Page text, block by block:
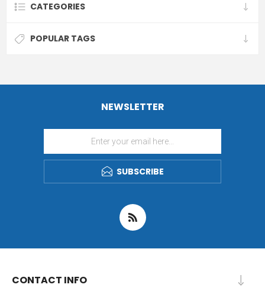
CATEGORIES
POPULAR TAGS
NEWSLETTER
SUBSCRIBE
CONTACT INFO